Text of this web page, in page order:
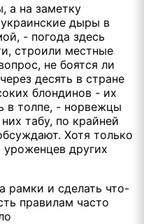
а на заметку
дыры в
- погода здесь
строили местные
не боятся ли
десять в стране
блондинов - их
в толпе, - норвежцы
табу, по крайней
Хотя только
других
и сделать что-
правилам часто